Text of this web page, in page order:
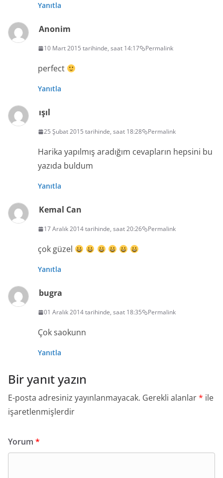
Yanıtla
Anonim
10 Mart 2015 tarihinde, saat 14:17 Permalink
perfect
Yanıtla
ışıl
25 Şubat 2015 tarihinde, saat 18:28 Permalink
Harika yapılmış aradığım cevapların hepsini bu
yazıda buldum
Yanıtla
Kemal Can
17 Aralık 2014 tarihinde, saat 20:26 Permalink
çok güzel
Yanıtla
bugra
01 Aralık 2014 tarihinde, saat 18:35 Permalink
Çok saokunn
Yanıtla
Bir yanıt yazın
E-posta adresiniz yayınlanmayacak. Gerekli alanlar* ile
işaretlenmişlerdir
Yorum *